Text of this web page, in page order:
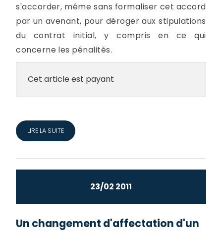
s'accorder, même sans formaliser cet accord
par un avenant, pour déroger aux stipulations
du contrat initial, y compris en ce qui
concerne les pénalités.
Cet article est payant
LIRE LA SUITE
23/02 2011
Un changement d'affectation d'un